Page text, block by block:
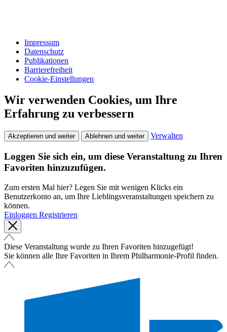
Impressum
Datenschutz
Publikationen
Barrierefreiheit
Cookie-Einstellungen
Wir verwenden Cookies, um Ihre
Erfahrung zu verbessern
Akzeptieren und weiter Ablehnen und weiter Verwalten
Loggen Sie sich ein, um diese Veranstaltung zu Ihren
Favoriten hinzuzufügen.
Zum ersten Mal hier? Legen Sie mit wenigen Klicks ein
Benutzerkonto an, um Ihre Lieblingsveranstaltungen speichern zu
können.
Einloggen Registrieren
Diese Veranstaltung wurde zu Ihren Favoriten hinzugefügt!
Sie können alle Ihre Favoriten in Ihrem Philharmonie-Profil finden.